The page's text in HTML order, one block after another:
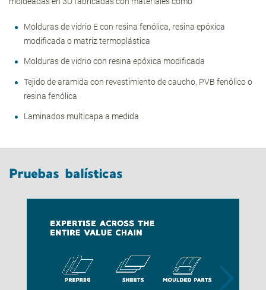
Molduras de vidrio E con resina fenólica, resina epóxica
modificada o matriz termoplástica
Molduras de vidrio con resina epóxica modificada
Tejido de aramida con revestimiento de caucho, PVB fenólico o
resina fenólica
Laminados multicapa a medida
Pruebas balísticas